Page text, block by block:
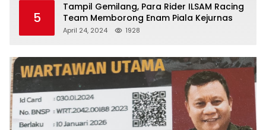
5
Tampil Gemilang, Para Rider ILSAM Racing
Team Memborong Enam Piala Kejurnas
April 24, 2024 1928